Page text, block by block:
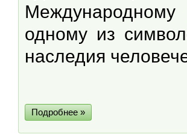
одному из
наследия
Подробнее »